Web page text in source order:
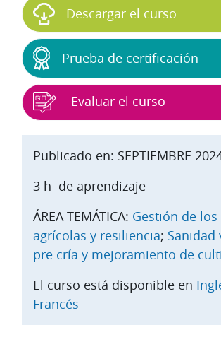
Publicado en: SEPTIEMBRE
3 h de aprendizaje
ÁREA TEMÁTICA: Gestión de los
agrícolas y resiliencia; Sanidad
pre cría y mejoramiento de
El curso está disponible en
Francés
Descargar el curso
Prueba de certificación
Evaluar el curso